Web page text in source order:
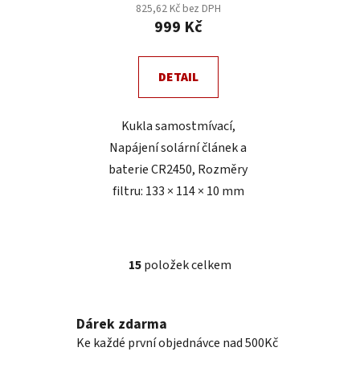
825,62 Kč bez DPH
999 Kč
DETAIL
Kukla samostmívací,
Napájení solární článek a
baterie CR2450, Rozměry
filtru: 133 × 114 × 10 mm
O
d
15položek celkem
Dárek zdarma
Ke každé první objednávce nad 500Kč